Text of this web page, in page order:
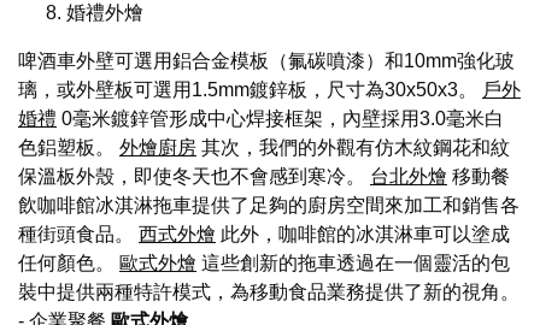
婚禮外燴
啤酒車外壁可選用鋁合金模板（氟碳噴漆）和10mm強化玻
璃，或外壁板可選用1.5mm鍍鋅板，尺寸為30x50x3。
戶外
婚禮 0毫米鍍鋅管形成中心焊接框架，內壁採用3.0毫米白
色鋁塑板。 外燴廚房 其次，我們的外觀有仿木紋鋼花和紋
保溫板外殼，即使冬天也不會感到寒冷。 台北外燴 移動餐
飲咖啡館冰淇淋拖車提供了足夠的廚房空間來加工和銷售各
種街頭食品。 西式外燴 此外，咖啡館的冰淇淋車可以塗成
任何顏色。
歐式外燴 這些創新的拖車透過在一個靈活的包
裝中提供兩種特許模式，為移動食品業務提供了新的視角。